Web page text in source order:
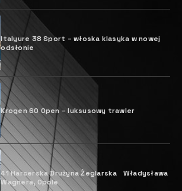
Italyure 38 Sport – włoska klasyka w nowej
odsłonie
Krogen 60 Open – luksusowy trawler
41 Harcerska Drużyna Żeglarska Władysława
Wagnera, Opole